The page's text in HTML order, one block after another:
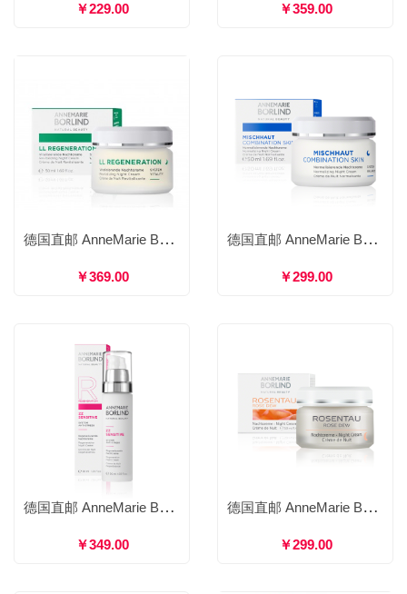
￥229.00 ￥359.00
德国直邮 AnneMarie Börlind 安娜柏林 LL再生紧致修复晚霜 深层滋养激活肌底延缓老化 30ml
￥369.00
德国直邮 AnneMarie Börlind 安娜柏林 妍展绿茶修护晚霜 修护损伤平衡水油保湿焕活 50ml
￥299.00
德国直邮 AnneMarie Börlind 安娜柏林 ZZ柔肌再生晚霜 修护滋养均匀肤色柔嫩肌肤 50ml
￥349.00
德国直邮 AnneMarie Börlind 安娜柏林 玫瑰活肤滋养晚霜 修护滋养锁水防护 50ml
￥299.00